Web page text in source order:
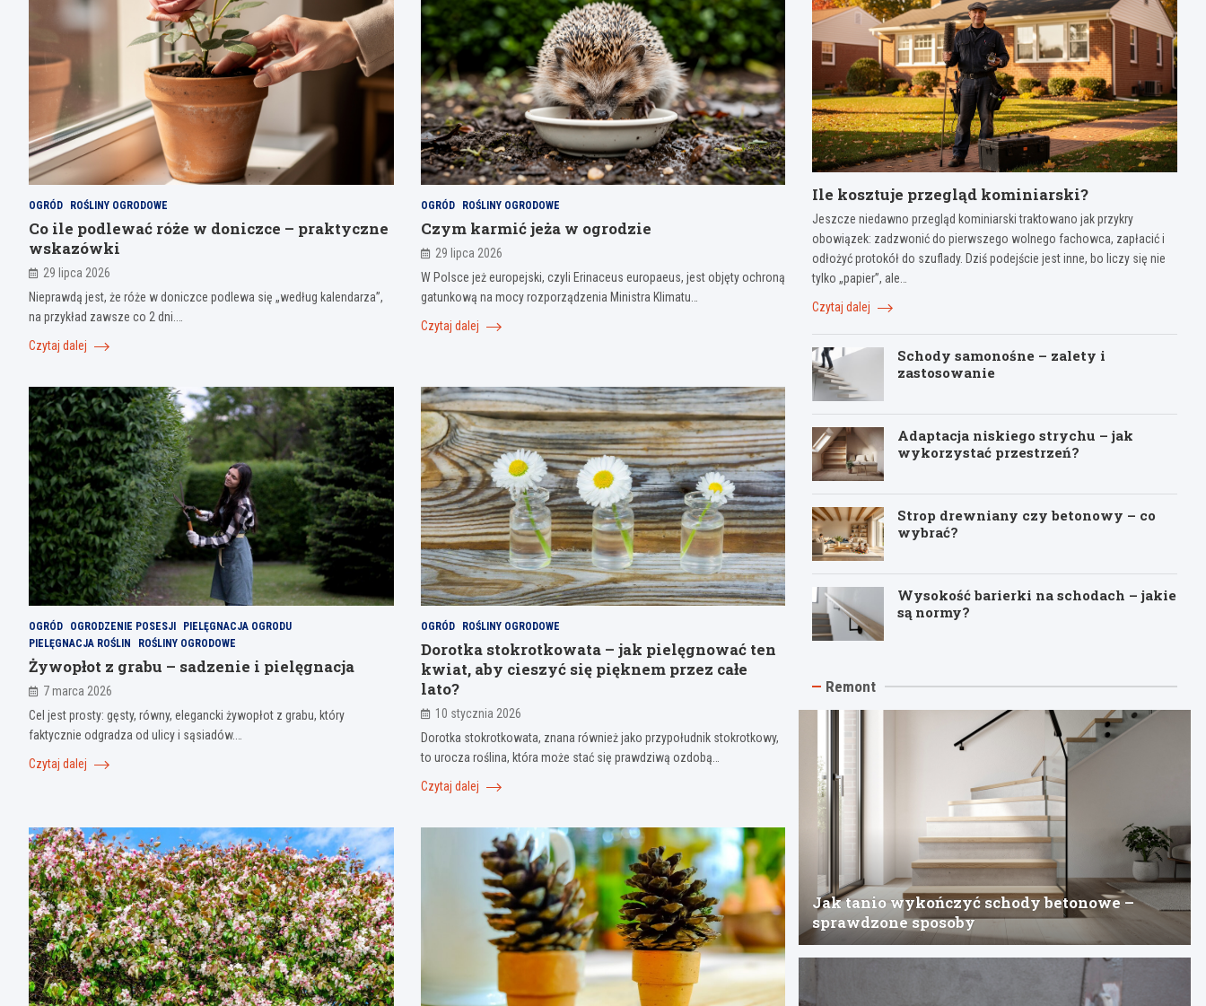
OGRÓD ROŚLINY OGRODOWE
Co ile podlewać róże w doniczce – praktyczne
wskazówki
29 lipca 2026
Nieprawdą jest, że róże w doniczce podlewa się „według kalendarza”,
na przykład zawsze co 2 dni.…
Czytaj dalej
OGRÓD ROŚLINY OGRODOWE
Czym karmić jeża w ogrodzie
29 lipca 2026
W Polsce jeż europejski, czyli Erinaceus europaeus, jest objęty ochroną
gatunkową na mocy rozporządzenia Ministra Klimatu…
Czytaj dalej
OGRÓD OGRODZENIE POSESJI
PIELĘGNACJA OGRODU
PIELĘGNACJA ROŚLIN
ROŚLINY OGRODOWE
Żywopłot z grabu – sadzenie i pielęgnacja
7 marca 2026
Cel jest prosty: gęsty, równy, elegancki żywopłot z grabu, który
faktycznie odgradza od ulicy i sąsiadów.…
Czytaj dalej
OGRÓD ROŚLINY OGRODOWE
Dorotka stokrotkowata – jak pielęgnować ten
kwiat, aby cieszyć się pięknem przez całe
lato?
10 stycznia 2026
Dorotka stokrotkowata, znana również jako przypołudnik stokrotkowy,
to urocza roślina, która może stać się prawdziwą ozdobą…
Czytaj dalej
Ile kosztuje przegląd kominiarski?
Jeszcze niedawno przegląd kominiarski traktowano jak przykry
obowiązek: zadzwonić do pierwszego wolnego fachowca, zapłacić i
odłożyć protokół do szuflady. Dziś podejście jest inne, bo liczy się nie
tylko „papier”, ale…
Czytaj dalej
Schody samonośne – zalety i
zastosowanie
Adaptacja niskiego strychu – jak
wykorzystać przestrzeń?
Strop drewniany czy betonowy – co
wybrać?
Wysokość barierki na schodach – jakie
są normy?
Remont
Jak tanio wykończyć schody betonowe –
sprawdzone sposoby